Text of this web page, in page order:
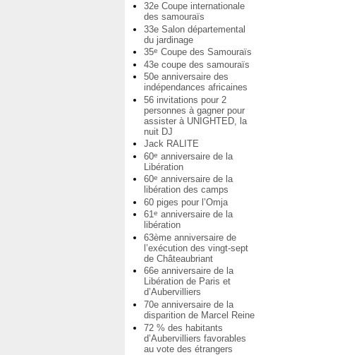
32e Coupe internationale
des samouraïs
33e Salon départemental
du jardinage
35e Coupe des Samouraïs
43e coupe des samouraïs
50e anniversaire des
indépendances africaines
56 invitations pour 2
personnes à gagner pour
assister à UNIGHTED, la
nuit DJ
Jack RALITE
60e anniversaire de la
Libération
60e anniversaire de la
libération des camps
60 piges pour l’Omja
61e anniversaire de la
libération
63ème anniversaire de
l’exécution des vingt-sept
de Châteaubriant
66e anniversaire de la
Libération de Paris et
d’Aubervilliers
70e anniversaire de la
disparition de Marcel Reine
72 % des habitants
d’Aubervilliers favorables
au vote des étrangers